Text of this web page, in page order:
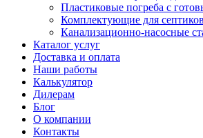
Пластиковые погреба с
Комплектующие для септиков
Канализационно-насосные
Каталог услуг
Доставка и оплата
Наши работы
Калькулятор
Дилерам
Блог
О компании
Контакты